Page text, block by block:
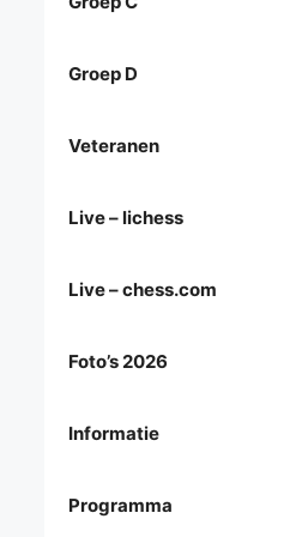
Groep D
Veteranen
Live – lichess
Live – chess.com
Foto’s 2026
Informatie
Programma